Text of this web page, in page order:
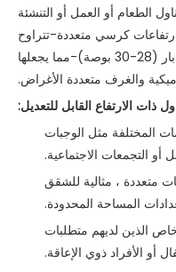
الطعام أو العمل أو التنشئة
كرسي متعددة-تتراوح
من القياسية (17-19 بوصة) إلى براز بار (28-30 بوصة)-مما يجعلها
والغرف متعددة الأغراض.
ذات الارتفاع القابل للتعديل:
المختلفة مثل الوجبات
أو التجمعات الاجتماعية.
متعددة ، مثالية للشقق
المساحة المحدودة.
الذين لديهم متطلبات
أو الأفراد ذوي الإعاقة.